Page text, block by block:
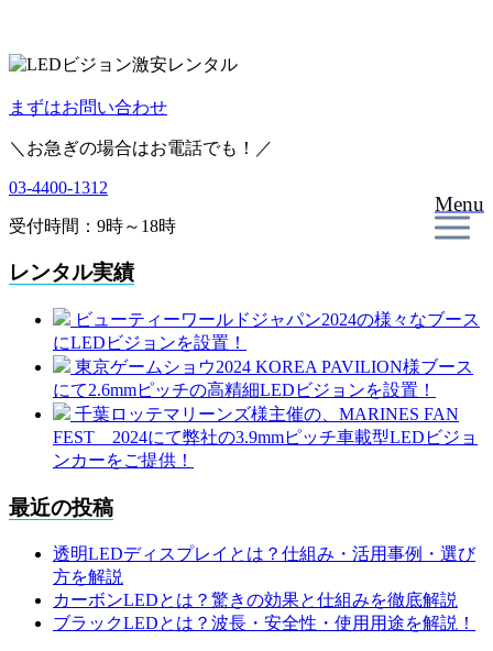
Menu
まずはお問い合わせ
＼お急ぎの場合はお電話でも！／
03-4400-1312
受付時間：9時～18時
レンタル実績
ビューティーワールドジャパン2024の様々なブース
にLEDビジョンを設置！
東京ゲームショウ2024 KOREA PAVILION様ブース
にて2.6mmピッチの高精細LEDビジョンを設置！
千葉ロッテマリーンズ様主催の、MARINES FAN
FEST 2024にて弊社の3.9mmピッチ車載型LEDビジョ
ンカーをご提供！
最近の投稿
透明LEDディスプレイとは？仕組み・活用事例・選び
方を解説
カーボンLEDとは？驚きの効果と仕組みを徹底解説
ブラックLEDとは？波長・安全性・使用用途を解説！